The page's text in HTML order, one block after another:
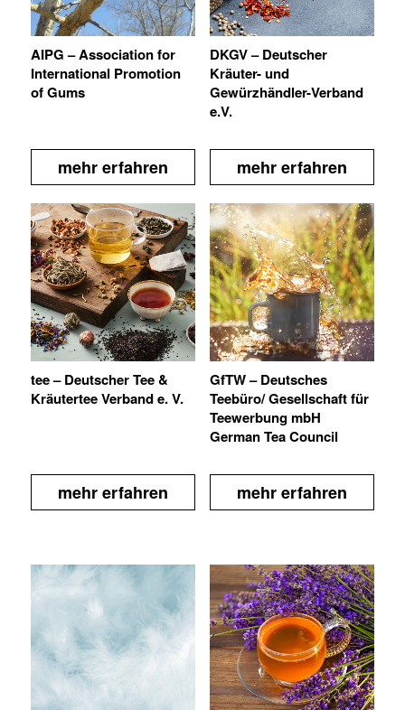
AIPG – Association for
International Promotion
of Gums
mehr erfahren
DKGV – Deutscher
Kräuter- und
Gewürzhändler-Verband
e.V.
mehr erfahren
tee – Deutscher Tee &
Kräutertee Verband e. V.
mehr erfahren
GfTW – Deutsches
Teebüro/ Gesellschaft für
Teewerbung mbH
German Tea Council
mehr erfahren